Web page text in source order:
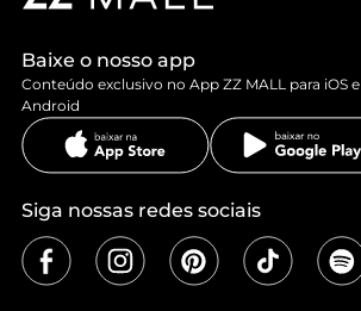
Baixe o nosso app
Conteúdo exclusivo no App ZZ MALL para iOS e
Android
Siga nossas redes sociais